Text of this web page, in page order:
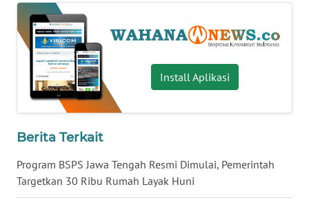
Install Aplikasi
Berita Terkait
Program BSPS Jawa Tengah Resmi Dimulai, Pemerintah
Targetkan 30 Ribu Rumah Layak Huni
WN
NUSANTARA
JOGJA
JATIM
WN
BALI